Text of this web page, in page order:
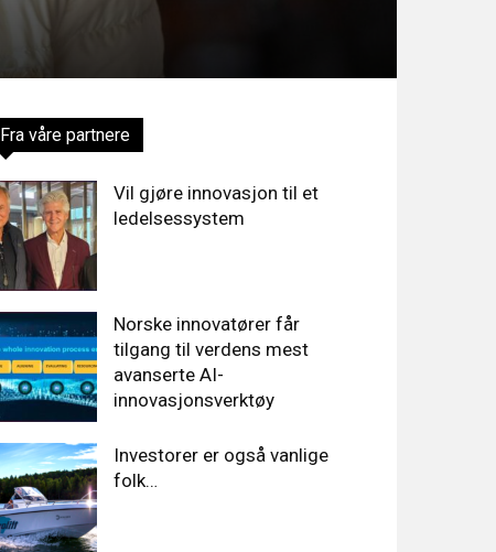
Fra våre partnere
Vil gjøre innovasjon til et
ledelsessystem
Norske innovatører får
tilgang til verdens mest
avanserte AI-
innovasjonsverktøy
Investorer er også vanlige
folk…